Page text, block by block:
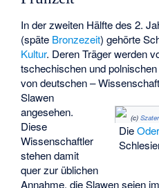
(c) Szater
DieOder
In der zweiten Hälfte des 2.
(späte Bronzezeit) gehörte
Kultur. Deren Träger werden
tschechischen und
von deutschen –
Slawen
angesehen.
Diese
Wissenschaftler
stehen damit
quer zur üblichen
Annahme, die Slawen seien